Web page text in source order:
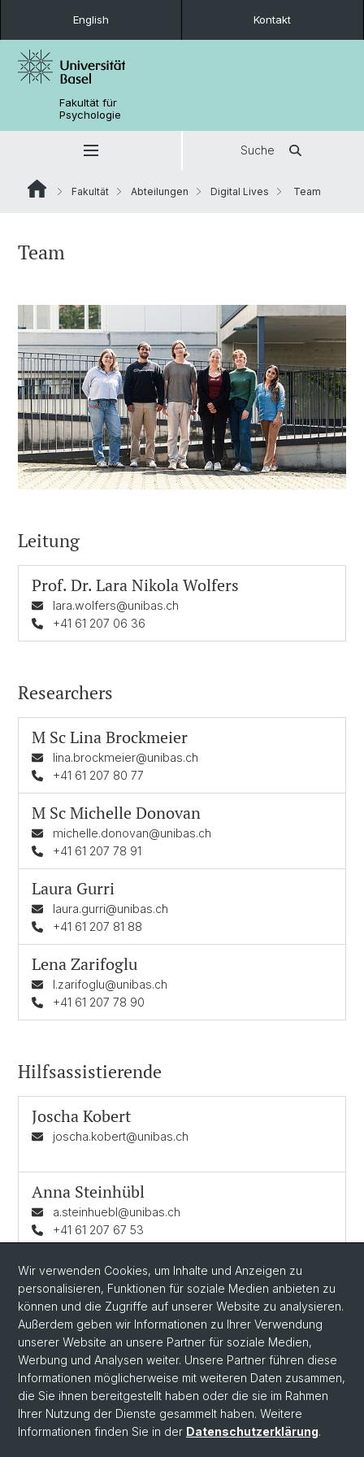
English Kontakt
Fakultät für
Psychologie
Suche
Fakultät Abteilungen Digital Lives Team
Team
Leitung
Prof. Dr.Lara Nikola Wolfers
lara.wolfers@unibas.ch
+41 61 207 06 36
Researchers
M ScLina Brockmeier
lina.brockmeier@unibas.ch
+41 61 207 80 77
M ScMichelle Donovan
michelle.donovan@unibas.ch
+41 61 207 78 91
Laura Gurri
laura.gurri@unibas.ch
+41 61 207 81 88
Lena Zarifoglu
l.zarifoglu@unibas.ch
+41 61 207 78 90
Hilfsassistierende
Joscha Kobert
joscha.kobert@unibas.ch
Anna Steinhübl
a.steinhuebl@unibas.ch
+41 61 207 67 53
Philip Michael Wagner
philip.wagner@stud.unibas.ch
Wir verwenden Cookies, um Inhalte und Anzeigen zu
personalisieren, Funktionen für soziale Medien anbieten zu
können und die Zugriffe auf unserer Website zu analysieren.
Außerdem geben wir Informationen zu Ihrer Verwendung
unserer Website an unsere Partner für soziale Medien,
Werbung und Analysen weiter. Unsere Partner führen diese
Informationen möglicherweise mit weiteren Daten zusammen,
die Sie ihnen bereitgestellt haben oder die sie im Rahmen
Ihrer Nutzung der Dienste gesammelt haben. Weitere
Informationen finden Sie in der Datenschutzerklärung.